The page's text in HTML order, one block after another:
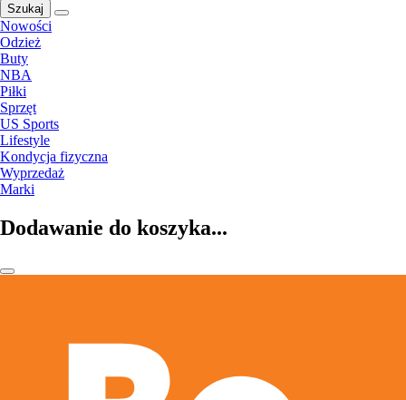
Szukaj
Nowości
Odzież
Buty
NBA
Piłki
Sprzęt
US Sports
Lifestyle
Kondycja fizyczna
Wyprzedaż
Marki
Dodawanie do koszyka...